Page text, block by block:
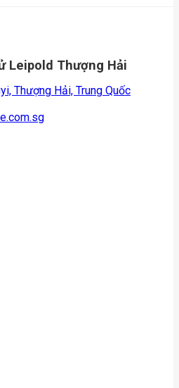
Leipold Thượng Hải
Thượng Hải, Trung Quốc